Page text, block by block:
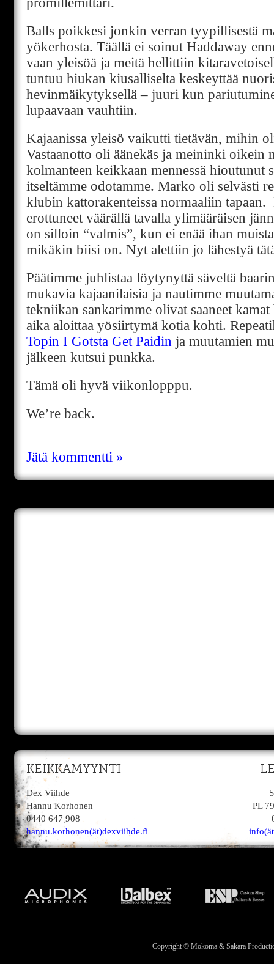
Balls poikkesi jonkin verran tyypillisestä
yökerhosta. Täällä ei soinut Haddaway
vaan yleisöä ja meitä hellittiin
tuntuu hiukan kiusalliselta keskeyttää
hevinmäikytyksellä – juuri kun
lupaavaan vauhtiin.
Kajaanissa yleisö vaikutti tietävän, mihin
Vastaanotto oli äänekäs ja meininki oikein
kolmanteen keikkaan mennessä hioutunut
itseltämme odotamme. Marko oli selvästi
klubin kattorakenteissa normaaliin
erottuneet väärällä tavalla ylimääräisen
on silloin “valmis”, kun ei enää ihan
mikäkin biisi on. Nyt alettiin jo lähestyä
Päätimme juhlistaa löytynyttä säveltä
mukavia kajaanilaisia ja nautimme
tekniikan sankarimme olivat saaneet
aika aloittaa yösiirtymä kotia kohti.
Topin I Gotsta Get Paidin ja muutamien
jälkeen kutsui punkka.
Tämä oli hyvä viikonlopppu.
We’re back.
Jätä kommentti »
KEIKKAMYYNTI
Dex Viihde
Hannu Korhonen
0440 647 908
hannu.korhonen(ät)dexviihde.fi
PL
Copyright © Mokoma & Sakara